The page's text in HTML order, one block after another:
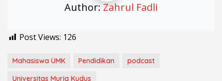
Author: Zahrul Fadli
Post Views: 126
Mahasiswa UMK Pendidikan
podcast
Universitas Muria Kudus